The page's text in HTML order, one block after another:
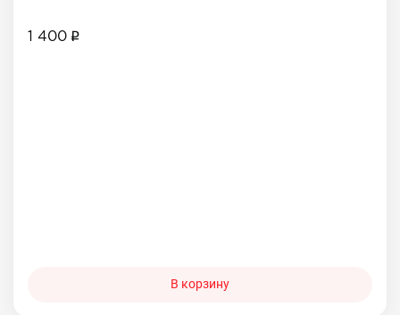
1 400
В корзину